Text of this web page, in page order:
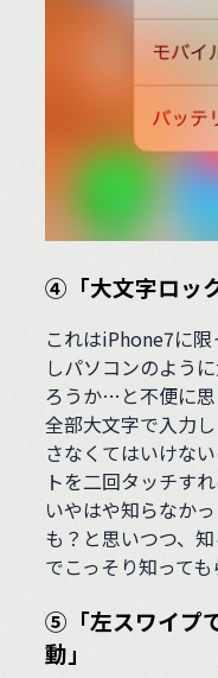
④「大文字ロック
これはiPhone7に
しパソコンのよう
ろうか…と不便に思
全部大文字で入力
さなくてはいけな
トを二回タッチす
いやはや知らなか
も？と思いつつ、
でこっそり知っても
⑤「左スワイプ
動」